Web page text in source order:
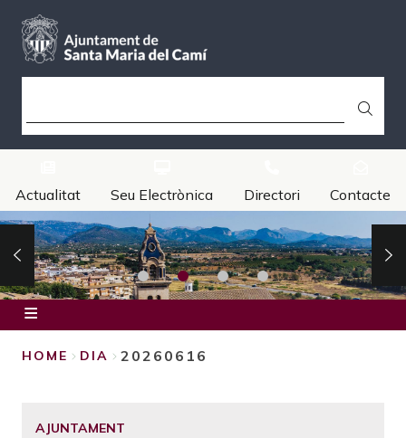
content
Actualitat Seu Electrònica Directori Contacte
Municipi
HOME DIA 20260616
AJUNTAMENT